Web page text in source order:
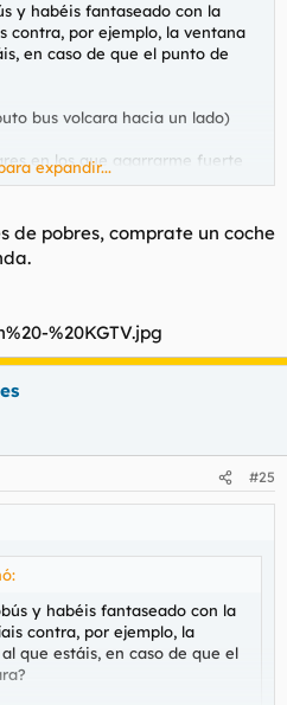
y habéis fantaseado con la
contra, por ejemplo, la ventana
en caso de que el punto de
bus volcara hacia un lado)
en los que agarrarme fuerte
contra los -por otra parte-
que los fabrican adrede para que
ni DIOS.
expandir...
de pobres, comprate un coche
#25
y habéis fantaseado con la
contra, por ejemplo, la
que estáis, en caso de que el